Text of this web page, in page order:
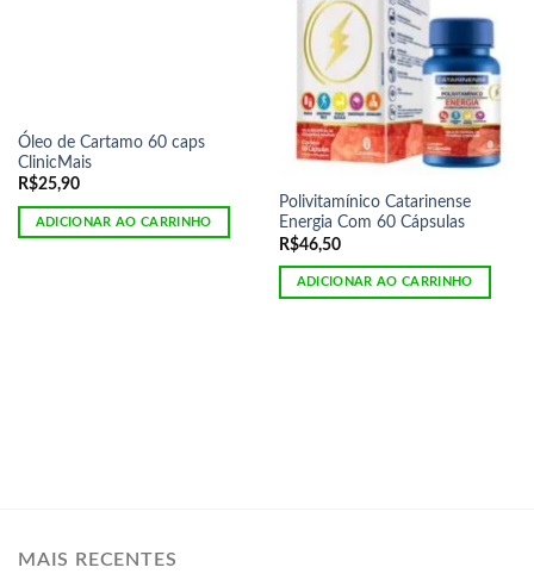
Óleo de Cartamo 60 caps
ClinicMais
R$25,90
ADICIONAR AO CARRINHO
Polivitamínico Catarinense
Energia Com 60 Cápsulas
R$46,50
ADICIONAR AO CARRINHO
MAIS RECENTES